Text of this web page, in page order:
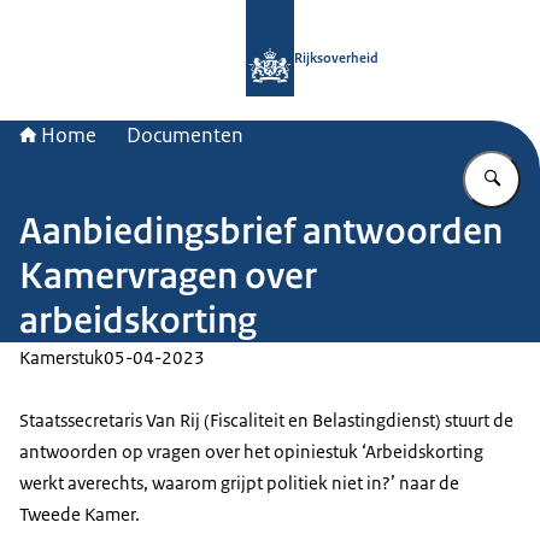
Rijksoverheid
Home Documenten
Aanbiedingsbrief antwoorden
Kamervragen over
arbeidskorting
Kamerstuk05-04-2023
Staatssecretaris Van Rij (Fiscaliteit en Belastingdienst) stuurt de
antwoorden op vragen over het opiniestuk ‘Arbeidskorting
werkt averechts, waarom grijpt politiek niet in?’ naar de
Tweede Kamer.